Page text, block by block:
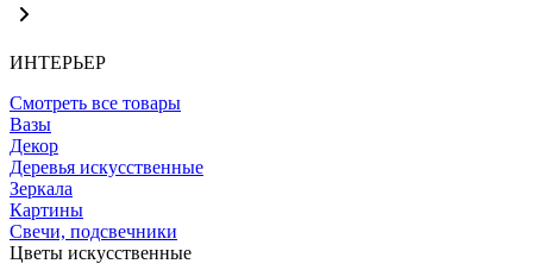
ИНТЕРЬЕР
Смотреть все товары
Вазы
Декор
Деревья искусственные
Зеркала
Картины
Свечи, подсвечники
Цветы искусственные